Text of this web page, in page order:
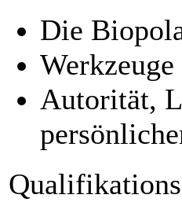
Die
Autorität,